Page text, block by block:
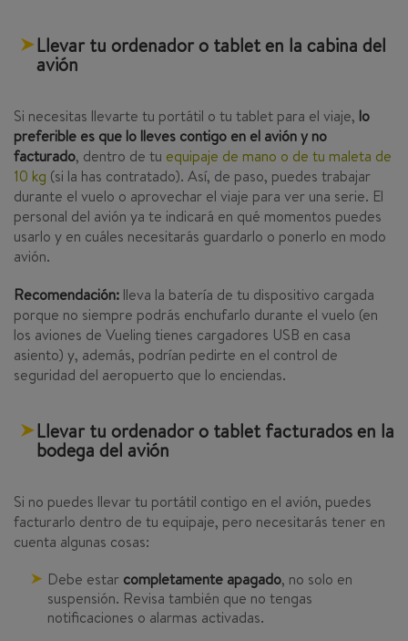
Llevar tu ordenador o tablet en la cabina del
avión
Si necesitas llevarte tu portátil o tu tablet para el viaje, lo
preferible es que lo lleves contigo en el avión y no
facturado, dentro de tu equipaje de mano o de tu maleta de
10 kg (si la has contratado). Así, de paso, puedes trabajar
durante el vuelo o aprovechar el viaje para ver una serie. El
personal del avión ya te indicará en qué momentos puedes
usarlo y en cuáles necesitarás guardarlo o ponerlo en modo
avión.
Recomendación: lleva la batería de tu dispositivo cargada
porque no siempre podrás enchufarlo durante el vuelo (en
los aviones de Vueling tienes cargadores USB en casa
asiento) y, además, podrían pedirte en el control de
seguridad del aeropuerto que lo enciendas.
Llevar tu ordenador o tablet facturados en la
bodega del avión
Si no puedes llevar tu portátil contigo en el avión, puedes
facturarlo dentro de tu equipaje, pero necesitarás tener en
cuenta algunas cosas:
Debe estar completamente apagado, no solo en
suspensión. Revisa también que no tengas
notificaciones o alarmas activadas.